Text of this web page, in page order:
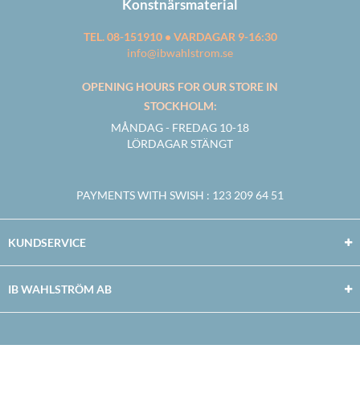
Konstnärsmaterial
TEL. 08-151910 • VARDAGAR 9-16:30
info@ibwahlstrom.se
OPENING HOURS FOR OUR STORE IN
STOCKHOLM:
MÅNDAG - FREDAG 10-18
LÖRDAGAR STÄNGT
PAYMENTS WITH SWISH : 123 209 64 51
KUNDSERVICE
IB WAHLSTRÖM AB
Facebook
TwitterYoutubeInstagram